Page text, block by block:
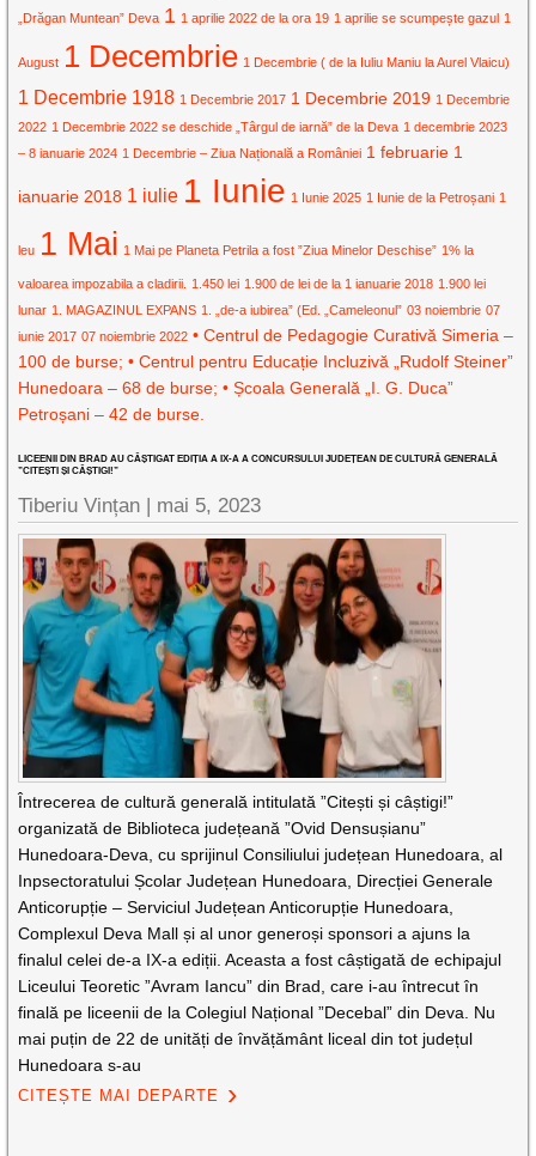
„Drăgan Muntean” Deva 1 1 aprilie 2022 de la ora 19 1 aprilie se scumpește gazul 1
August 1 Decembrie 1 Decembrie ( de la Iuliu Maniu la Aurel Vlaicu)
1 Decembrie 1918 1 Decembrie 2017 1 Decembrie 2019 1 Decembrie
2022 1 Decembrie 2022 se deschide „Târgul de iarnă” de la Deva 1 decembrie 2023
– 8 ianuarie 2024 1 Decembrie – Ziua Națională a României 1 februarie 1
ianuarie 2018 1 iulie 1 Iunie 1 Iunie 2025 1 Iunie de la Petroșani 1
leu 1 Mai 1 Mai pe Planeta Petrila a fost ”Ziua Minelor Deschise” 1% la
valoarea impozabila a cladirii. 1.450 lei 1.900 de lei de la 1 ianuarie 2018 1.900 lei
lunar 1. MAGAZINUL EXPANS 1. „de-a iubirea” (Ed. „Cameleonul” 03 noiembrie 07
iunie 2017 07 noiembrie 2022 • Centrul de Pedagogie Curativă Simeria –
100 de burse; • Centrul pentru Educație Incluzivă „Rudolf Steiner”
Hunedoara – 68 de burse; • Școala Generală „I. G. Duca”
Petroșani – 42 de burse.
LICEENII DIN BRAD AU CÂȘTIGAT EDIȚIA A IX-A A CONCURSULUI JUDEȚEAN DE CULTURĂ GENERALĂ
”CITEȘTI ȘI CÂȘTIGI!”
Tiberiu Vințan | mai 5, 2023
Întrecerea de cultură generală intitulată ”Citești și câștigi!”
organizată de Biblioteca județeană ”Ovid Densușianu”
Hunedoara-Deva, cu sprijinul Consiliului județean Hunedoara, al
Inpsectoratului Școlar Județean Hunedoara, Direcției Generale
Anticorupție – Serviciul Județean Anticorupție Hunedoara,
Complexul Deva Mall și al unor generoși sponsori a ajuns la
finalul celei de-a IX-a ediții. Aceasta a fost câștigată de echipajul
Liceului Teoretic ”Avram Iancu” din Brad, care i-au întrecut în
finală pe liceenii de la Colegiul Național ”Decebal” din Deva. Nu
mai puțin de 22 de unități de învățământ liceal din tot județul
Hunedoara s-au
CITEȘTE MAI DEPARTE